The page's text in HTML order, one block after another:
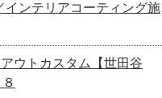
インテリアコーティング施
ウトカスタム【世田谷